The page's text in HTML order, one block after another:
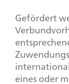
Gefördert
eines oder